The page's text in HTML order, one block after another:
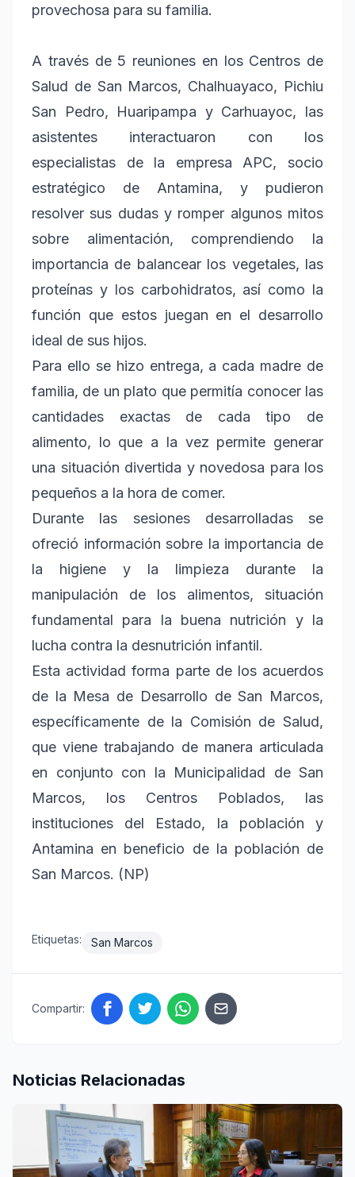
provechosa para su familia.
A través de 5 reuniones en los Centros de
Salud de San Marcos, Chalhuayaco, Pichiu
San Pedro, Huaripampa y Carhuayoc, las
asistentes interactuaron con los
especialistas de la empresa APC, socio
estratégico de Antamina, y pudieron
resolver sus dudas y romper algunos mitos
sobre alimentación, comprendiendo la
importancia de balancear los vegetales, las
proteínas y los carbohidratos, así como la
función que estos juegan en el desarrollo
ideal de sus hijos.
Para ello se hizo entrega, a cada madre de
familia, de un plato que permitía conocer las
cantidades exactas de cada tipo de
alimento, lo que a la vez permite generar
una situación divertida y novedosa para los
pequeños a la hora de comer.
Durante las sesiones desarrolladas se
ofreció información sobre la importancia de
la higiene y la limpieza durante la
manipulación de los alimentos, situación
fundamental para la buena nutrición y la
lucha contra la desnutrición infantil.
Esta actividad forma parte de los acuerdos
de la Mesa de Desarrollo de San Marcos,
específicamente de la Comisión de Salud,
que viene trabajando de manera articulada
en conjunto con la Municipalidad de San
Marcos, los Centros Poblados, las
instituciones del Estado, la población y
Antamina en beneficio de la población de
San Marcos. (NP)
Etiquetas: San Marcos
Compartir:
Noticias Relacionadas